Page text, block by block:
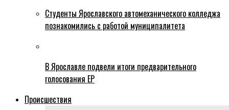
Студенты Ярославского автомеханического колледжа
познакомились с работой муниципалитета
В Ярославле подвели итоги предварительного
голосования ЕР
Происшествия